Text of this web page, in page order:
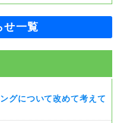
せ一覧
グについて改めて考えて